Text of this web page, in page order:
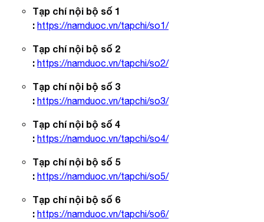
Tạp chí nội bộ số 1
: https://namduoc.vn/tapchi/so1/
Tạp chí nội bộ số 2
: https://namduoc.vn/tapchi/so2/
Tạp chí nội bộ số 3
: https://namduoc.vn/tapchi/so3/
Tạp chí nội bộ số 4
: https://namduoc.vn/tapchi/so4/
Tạp chí nội bộ số 5
: https://namduoc.vn/tapchi/so5/
Tạp chí nội bộ số 6
: https://namduoc.vn/tapchi/so6/